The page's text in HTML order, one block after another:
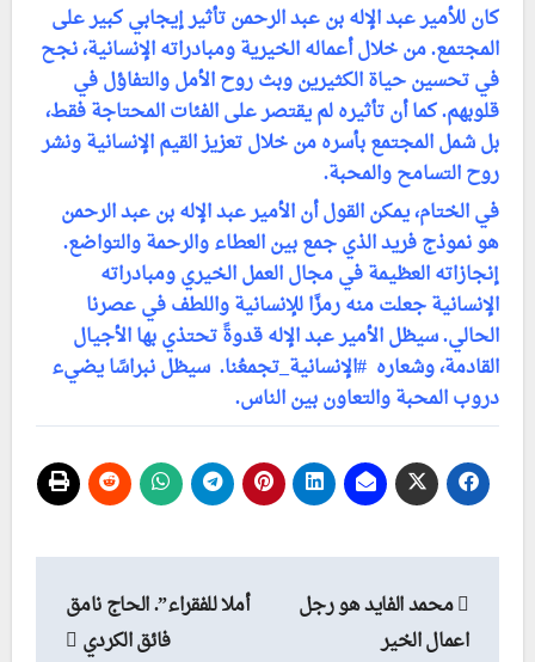
كان للأمير عبد الإله بن عبد الرحمن تأثير إيجابي كبير على
المجتمع. من خلال أعماله الخيرية ومبادراته الإنسانية، نجح
في تحسين حياة الكثيرين وبث روح الأمل والتفاؤل في
قلوبهم. كما أن تأثيره لم يقتصر على الفئات المحتاجة فقط،
بل شمل المجتمع بأسره من خلال تعزيز القيم الإنسانية ونشر
روح التسامح والمحبة.
في الختام، يمكن القول أن الأمير عبد الإله بن عبد الرحمن
هو نموذج فريد الذي جمع بين العطاء والرحمة والتواضع.
إنجازاته العظيمة في مجال العمل الخيري ومبادراته
الإنسانية جعلت منه رمزًا للإنسانية واللطف في عصرنا
الحالي. سيظل الأمير عبد الإله قدوةً تحتذي بها الأجيال
القادمة، وشعاره #الإنسانية_تجمعُنا. سيظل نبراسًا يضيء
دروب المحبة والتعاون بين الناس.
محمد الفايد هو رجل
اعمال الخير
أملا للفقراء”. الحاج نامق
فائق الكردي